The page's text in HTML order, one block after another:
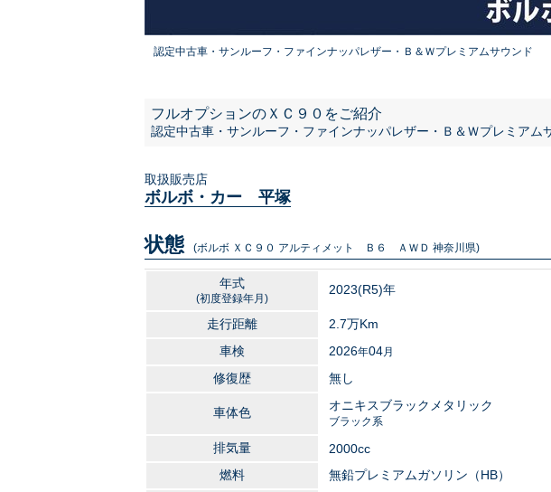
認定中古車・サンルーフ・ファインナッパレザー・Ｂ＆Ｗプレミアムサウンド
フルオプションのＸＣ９０をご紹介
認定中古車・サンルーフ・ファインナッパレザー・Ｂ＆Ｗプレミアム
取扱販売店
ボルボ・カー 平塚
状態 (ボルボ ＸＣ９０ アルティメット Ｂ６ ＡＷＤ 神奈川県)
年式
(初度登録年月)
2023(R5)年
走行距離 2.7万Km
車検
2026年04月
修復歴 無し
車体色 オニキスブラックメタリック
ブラック系
排気量 2000cc
燃料
無鉛プレミアムガソリン（HB）